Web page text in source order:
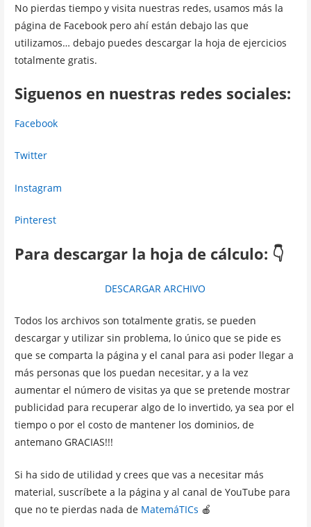
No pierdas tiempo y visita nuestras redes, usamos más la
página de Facebook pero ahí están debajo las que
utilizamos… debajo puedes descargar la hoja de ejercicios
totalmente gratis.
Siguenos en nuestras redes sociales:
Facebook
Twitter
Instagram
Pinterest
Para descargar la hoja de cálculo: 👇
DESCARGAR ARCHIVO
Todos los archivos son totalmente gratis, se pueden
descargar y utilizar sin problema, lo único que se pide es
que se comparta la página y el canal para asi poder llegar a
más personas que los puedan necesitar, y a la vez
aumentar el número de visitas ya que se pretende mostrar
publicidad para recuperar algo de lo invertido, ya sea por el
tiempo o por el costo de mantener los dominios, de
antemano GRACIAS!!!
Si ha sido de utilidad y crees que vas a necesitar más
material, suscríbete a la página y al canal de YouTube para
que no te pierdas nada de MatemáTICs 🍎